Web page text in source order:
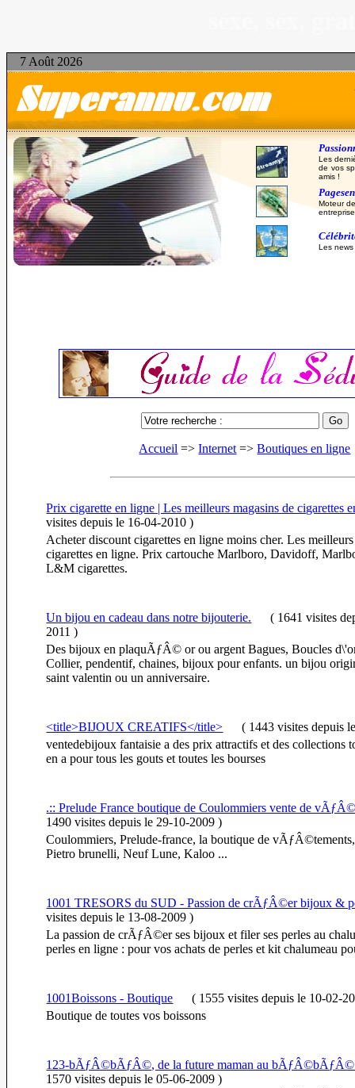
7 Août 2026
Les
de vos
amis !
Moteur
Les
Accueil =>Internet=>Boutiques en ligne
Prix cigarette en ligne | Les meilleurs magasins de cigarettes
visitesdepuis le 16-04-2010 )
Acheter discount cigarettes en ligne moins cher. Les
cigarettes en ligne. Prix cartouche Marlboro, Davidoff,
L&M cigarettes.
Un bijou en cadeau dans notre bijouterie. ( 1641 visites
2011 )
Des bijoux en plaquÃƒÂ© or ou argent Bagues, Boucles
Collier, pendentif, chaines, bijoux pour enfants. un bijou
saint valentin ou un anniversaire.
<title>BIJOUX CREATIFS</title> ( 1443 visitesdepuis
ventedebijoux fantaisie a des prix attractifs et des collections
en a pour tous les gouts et toutes les bourses
.:: Prelude France boutique de Coulommiers vente de
1490 visitesdepuis le 29-10-2009 )
Coulommiers, Prelude-france, la boutique de
Pietro brunelli, Neuf Lune, Kaloo ...
1001 TRESORS du SUD - Passion de crÃƒÂ©er bijoux &
visitesdepuis le 13-08-2009 )
La passion de crÃƒÂ©er ses bijoux et filer ses perles au
perles en ligne : pour vos achats de perles et kit chalumeau
1001Boissons - Boutique ( 1555 visitesdepuis le 10-02-
Boutique de toutes vos boissons
123-bÃƒÂ©bÃƒÂ©, de la future maman au bÃƒÂ©bÃƒÂ©
1570 visitesdepuis le 05-06-2009 )